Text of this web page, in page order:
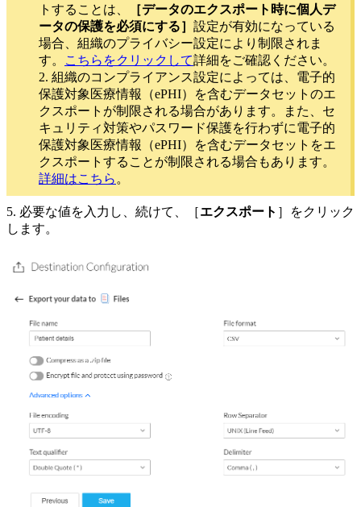
トすることは
［データのエクスポート時に個人デ
ータの保護を必須にする］ 設定が有効になっている
場合、組織のプライバシー設定により制限されま
す。
こちらをクリックして詳細をご確認ください。
2. 組織のコンプライアンス設定によっては、電子的
保護対象医療情報（ePHI）を含むデータセットのエ
クスポートが制限される場合があります。また、セ
キュリティ対策やパスワード保護を行わずに電子的
保護対象医療情報（ePHI）を含むデータセットをエ
クスポートすることが制限される場合もあります。
詳細はこちら 。
5. 必要な値を入力し、 続けて、 ［エクスポート ］をクリック
します。